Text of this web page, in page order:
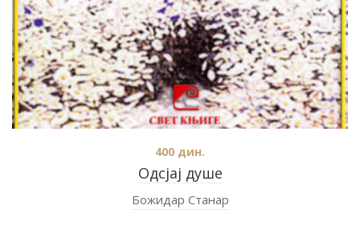
Одсјај душе
400 дин.
Божидар Станар